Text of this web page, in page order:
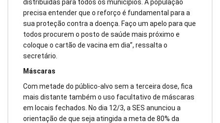
distribuídas para todos os municípios. A população
precisa entender que o reforço é fundamental para a
sua proteção contra a doença. Faço um apelo para que
todos procurem o posto de saúde mais próximo e
coloque o cartão de vacina em dia”, ressalta o
secretário.
Máscaras
Com metade do público-alvo sem a terceira dose, fica
mais distante também o uso facultativo de máscaras
em locais fechados. No dia 12/3, a SES anunciou a
orientação de que seja atingida a meta de 80% da